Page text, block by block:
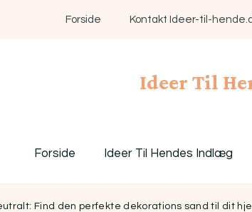
Forside Kontakt Ideer-til-
Ideer Til
Forside Ideer Til Hendes Indlæg
Find den perfekte dekorations sand til dit